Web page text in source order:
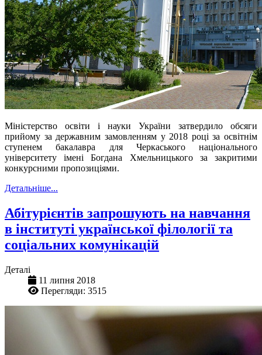
Міністерство освіти і науки України затвердило обсяги
прийому за державним замовленням у 2018 році за освітнім
ступенем бакалавра для Черкаського національного
університету імені Богдана Хмельницького за закритими
конкурсними пропозиціями.
Детальніше...
Абітурієнтів запрошують на навчання
в інституті української філології та
соціальних комунікацій
Деталі
11 липня 2018
Перегляди: 3515